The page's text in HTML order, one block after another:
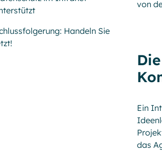
Handeln Sie
von
Ein
das